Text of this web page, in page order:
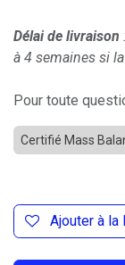
Délai de livraison
à 4 semaines si
Pour toute
Certifié Mass
Ajouter à